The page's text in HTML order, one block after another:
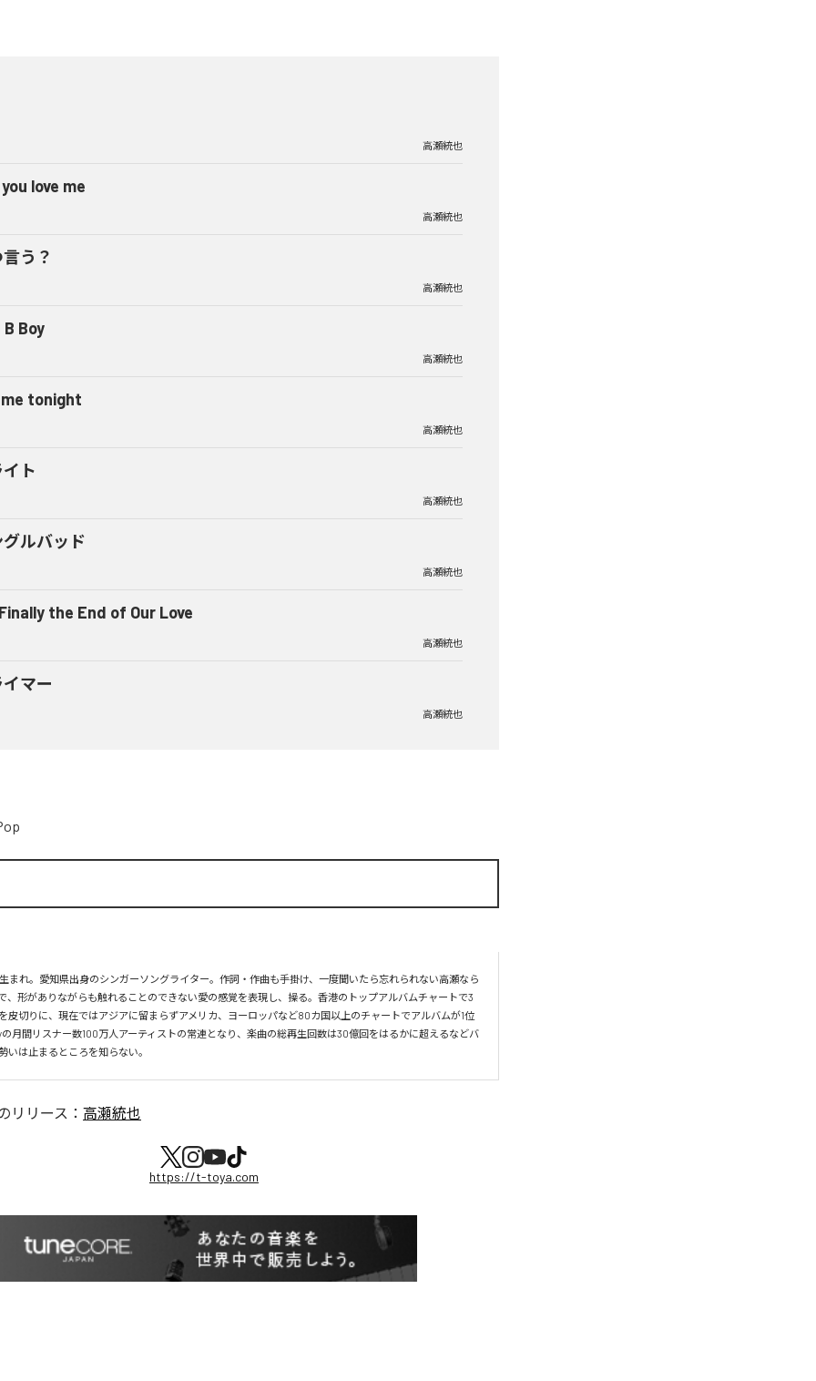
高瀬統也
love me
高瀬統也
う？
高瀬統也
B Boy
高瀬統也
me tonight
高瀬統也
ト
高瀬統也
グルバッド
高瀬統也
the End of Our Love
高瀬統也
マー
高瀬統也
まれ。愛知県出身のシンガーソングライター。作詞・作曲も手掛け、一度聞いたら忘れられない高瀬なら
、形がありながらも触れることのできない愛の感覚を表現し、操る。香港のトップアルバムチャートで3
皮切りに、現在ではアジアに留まらずアメリカ、ヨーロッパなど80カ国以上のチャートでアルバムが1位
月間リスナー数100万人アーティストの常連となり、楽曲の総再生回数は30億回をはるかに超えるなどバ
いは止まるところを知らない。
リリース： 高瀬統也
https://t-toya.com